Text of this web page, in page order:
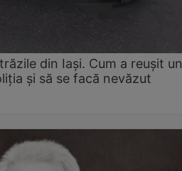
din Iași. Cum a reușit un
și să se facă nevăzut